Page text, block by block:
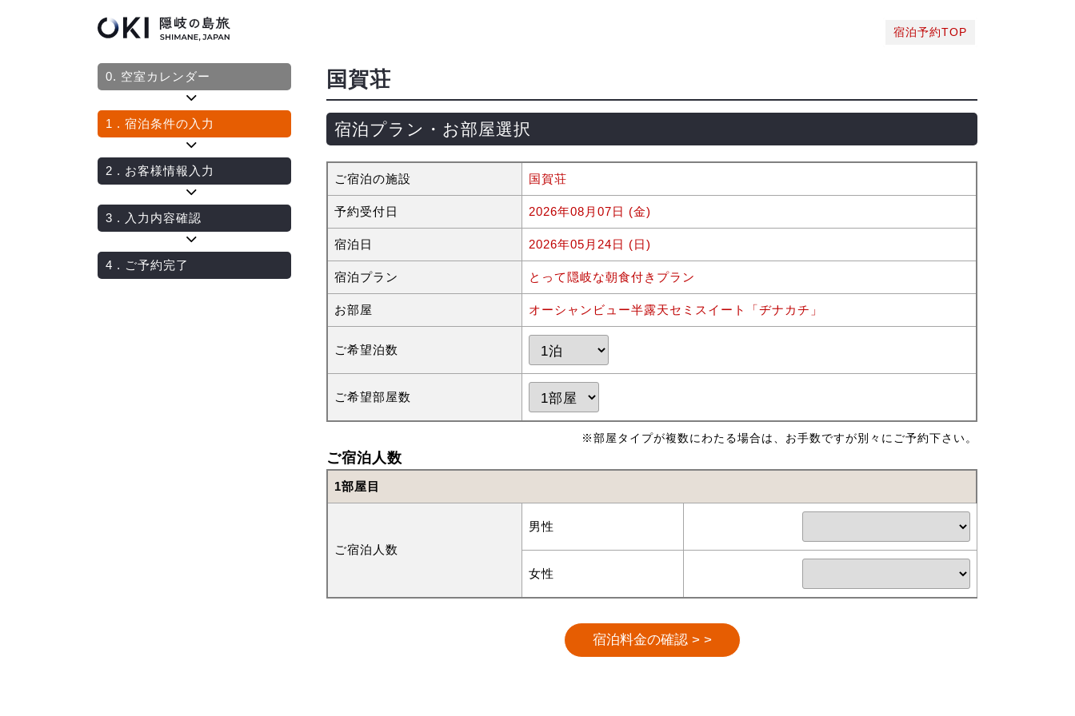
宿泊予約TOP
0. 空室カレンダー
1 . 宿泊条件の入力
2 . お客様情報入力
3 . 入力内容確認
4 . ご予約完了
国賀荘
宿泊プラン・お部屋選択
ご宿泊の施設 国賀荘
予約受付日 2026年08月07日 (金)
宿泊日 2026年05月24日 (日)
宿泊プラン とって隠岐な朝食付きプラン
お部屋 オーシャンビュー半露天セミスイート「ヂナカチ」
ご希望泊数
ご希望部屋数
※部屋タイプが複数にわたる場合は、お手数ですが別々にご予約下さい。
ご宿泊人数
1部屋目
ご宿泊人数
男性
女性
宿泊料金の確認 > >